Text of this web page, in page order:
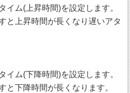
イム(上昇時間)を設定します。
と上昇時間が長くなり遅いアタ
イム(下降時間)を設定します。
と下降時間が長くなります。